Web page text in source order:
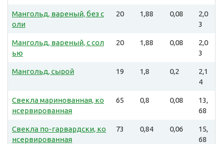
Мангольд, вареный, без с
оли
20 1,88 0,08
2,0
3
Мангольд, вареный, с сол
ью
20 1,88 0,08
2,0
3
Мангольд, сырой 19 1,8 0,2
2,1
4
Свекла маринованная, ко
нсервированная
65 0,8 0,08
13,
68
Свекла по-гарвардски, ко
нсервированная
73 0,84 0,06
15,
68